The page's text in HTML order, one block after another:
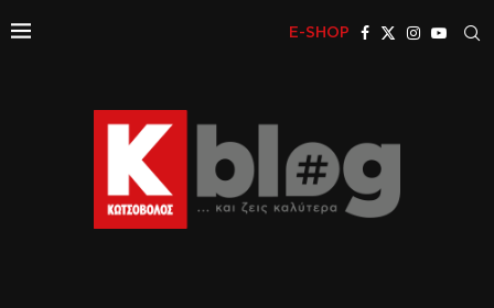
E-SHOP